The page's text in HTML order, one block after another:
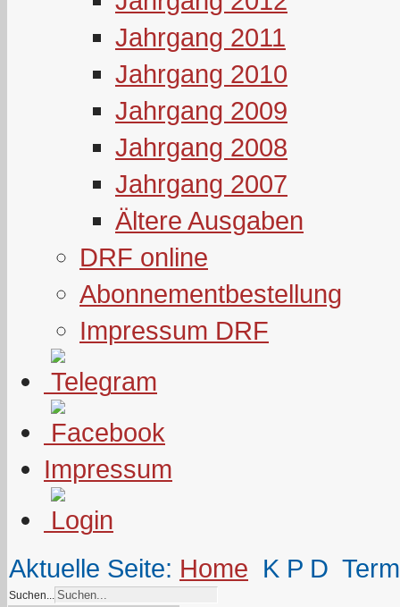
Jahrgang 2011
Jahrgang 2010
Jahrgang 2009
Jahrgang 2008
Jahrgang 2007
Ältere Ausgaben
DRF online
Abonnementbestellung
Impressum DRF
Impressum
Aktuelle Seite: Home K P D
Suchen...